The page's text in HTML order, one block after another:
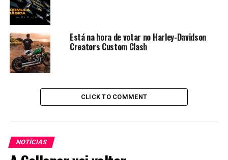
Está na hora de votar no Harley-Davidson
Creators Custom Clash
CLICK TO COMMENT
NOTÍCIAS